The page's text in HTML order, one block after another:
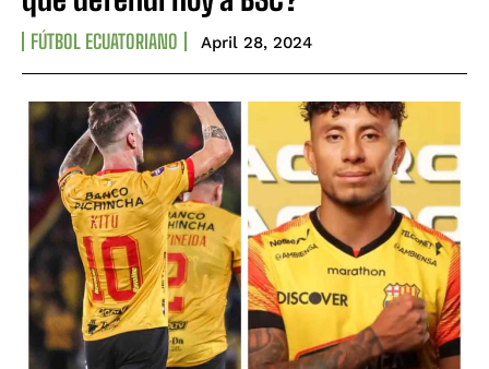
FÚTBOL ECUATORIANO April 28, 2024